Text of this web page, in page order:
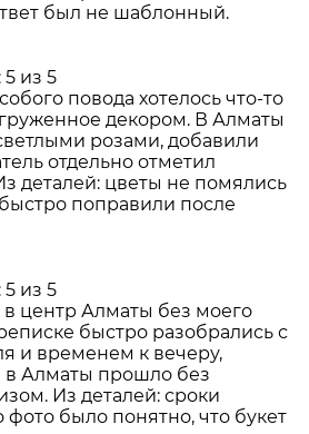
был не шаблонный.
из 5
повода хотелось что-то
декором. В Алматы
розами, добавили
отдельно отметил
деталей: цветы не помялись
поправили после
из 5
центр Алматы без моего
быстро разобрались с
и временем к вечеру,
в Алматы прошло без
Из деталей: сроки
фото было понятно, что букет